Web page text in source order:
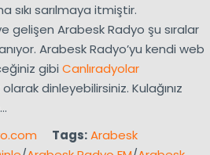
sıkı sarılmaya itmiştir.
gelişen Arabesk Radyo şu sıralar
Arabesk Radyo’yu kendi web
gibi Canlıradyolar
dinleyebilirsiniz. Kulağınız
Tags:Arabesk